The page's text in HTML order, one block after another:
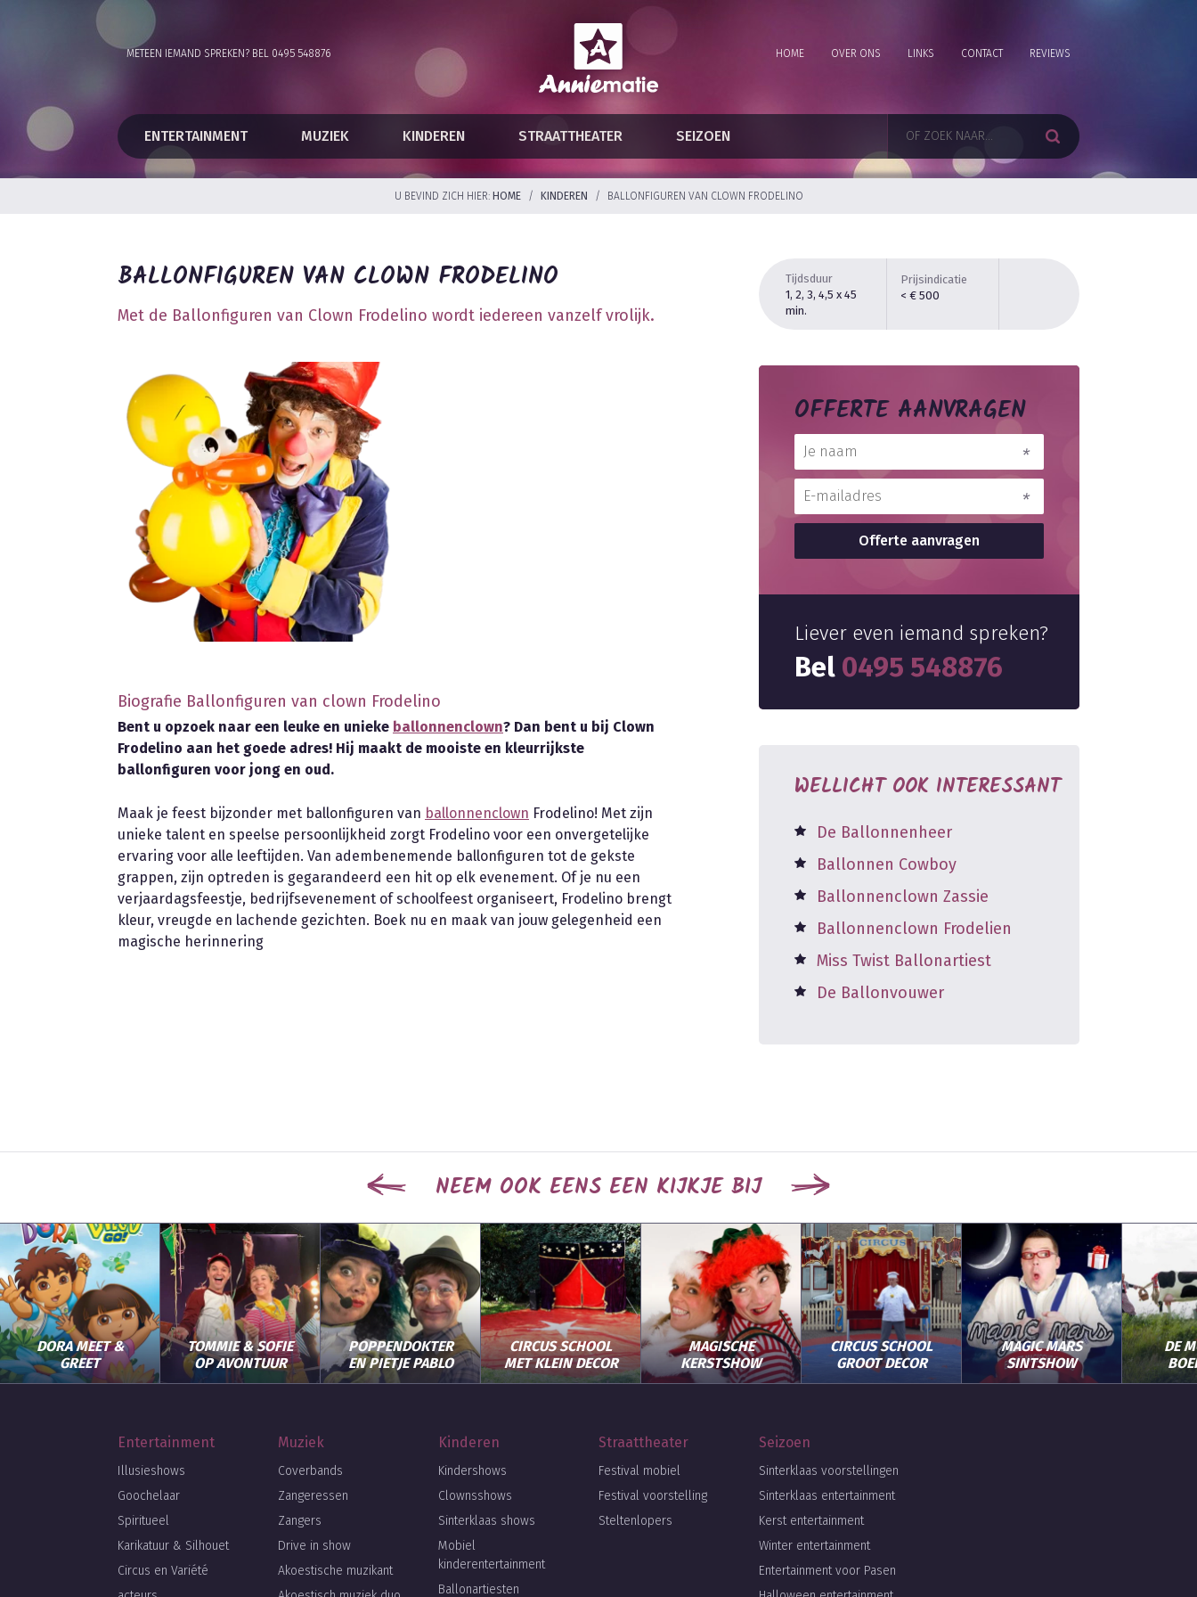
METEEN IEMAND SPREKEN? BEL 0495 548876 HOME OVER ONS LINKS CONTACT REVIEWS
ENTERTAINMENT MUZIEK KINDEREN STRAATTHEATER SEIZOEN
U BEVIND ZICH HIER: HOME / KINDEREN / BALLONFIGUREN VAN CLOWN FRODELINO
BALLONFIGUREN VAN CLOWN FRODELINO
Met de Ballonfiguren van Clown Frodelino wordt iedereen vanzelf vrolijk.
Biografie Ballonfiguren van clown Frodelino
Bent u opzoek naar een leuke en unieke ballonnenclown? Dan bent u bij Clown
Frodelino aan het goede adres! Hij maakt de mooiste en kleurrijkste
ballonfiguren voor jong en oud.
Maak je feest bijzonder met ballonfiguren van ballonnenclown Frodelino! Met zijn
unieke talent en speelse persoonlijkheid zorgt Frodelino voor een onvergetelijke
ervaring voor alle leeftijden. Van adembenemende ballonfiguren tot de gekste
grappen, zijn optreden is gegarandeerd een hit op elk evenement. Of je nu een
verjaardagsfeestje, bedrijfsevenement of schoolfeest organiseert, Frodelino brengt
kleur, vreugde en lachende gezichten. Boek nu en maak van jouw gelegenheid een
magische herinnering
Tijdsduur
1, 2, 3, 4,5 x 45
min.
Prijsindicatie
< € 500
OFFERTE AANVRAGEN
Liever even iemand spreken?
Bel 0495 548876
WELLICHT OOK INTERESSANT
De Ballonnenheer
Ballonnen Cowboy
Ballonnenclown Zassie
Ballonnenclown Frodelien
Miss Twist Ballonartiest
De Ballonvouwer
NEEM OOK EENS EEN KIJKJE BIJ
DORA MEET &
GREET
TOMMIE & SOFIE
OP AVONTUUR
POPPENDOKTER
EN PIETJE PABLO
CIRCUS SCHOOL
MET KLEIN DECOR
MAGISCHE
KERSTSHOW
CIRCUS SCHOOL
GROOT DECOR
MAGIC MARS
SINTSHOW
DE
Entertainment
Illusieshows
Goochelaar
Spiritueel
Karikatuur & Silhouet
Circus en Variété
Muziek
Coverbands
Zangeressen
Zangers
Drive in show
Akoestische muzikant
Kinderen
Kindershows
Clownsshows
Sinterklaas shows
Mobiel
kinderentertainment
Ballonartiesten
Straattheater
Festival mobiel
Festival voorstelling
Steltenlopers
Seizoen
Sinterklaas voorstellingen
Sinterklaas entertainment
Kerst entertainment
Winter entertainment
Entertainment voor Pasen